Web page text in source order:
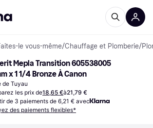
le vous-même/Chauffage et Plomberie/
Mepla Transition 605538005
x 1 1/4 Bronze À Canon
de Tuyau
les prix de18,65 €à21,79 €
de 3 paiements de 6,21 € avec
des paiements flexibles*